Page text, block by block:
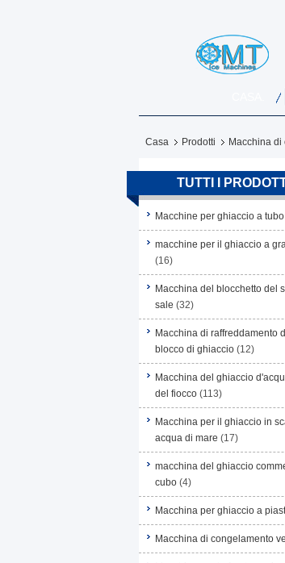
Casa Prodotti Macchina
TUTTI I
Macchine per ghiaccio a tubo
macchine per il ghiaccio a
(16)
Macchina del blocchetto del
sale (32)
Macchina di raffreddamento
blocco di ghiaccio (12)
Macchina del ghiaccio
del fiocco (113)
Macchina per il ghiaccio in
acqua di mare (17)
macchina del ghiaccio
cubo (4)
Macchina per ghiaccio a
Macchina di congelamento